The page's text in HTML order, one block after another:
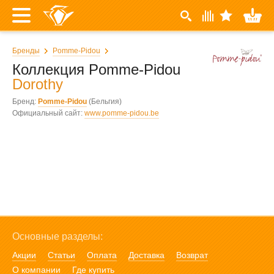
Бренды Pomme-Pidou
Коллекция Pomme-Pidou
Dorothy
Бренд: Pomme-Pidou (Бельгия)
Официальный сайт: www.pomme-pidou.be
Основные разделы:
Акции Статьи Оплата Доставка
Возврат
О компании
Где купить